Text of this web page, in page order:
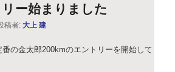
ー始まりました
稿者:大上 建
の金太郎200kmのエントリーを開始して